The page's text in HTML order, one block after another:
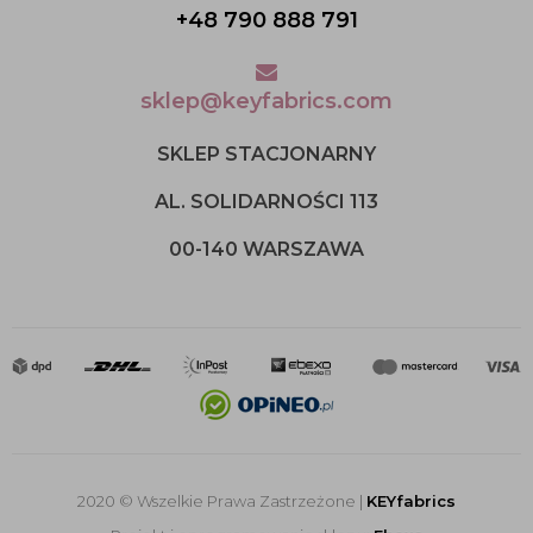
+48 790 888 791
sklep@keyfabrics.com
SKLEP STACJONARNY
AL. SOLIDARNOŚCI 113
00-140 WARSZAWA
2020 © Wszelkie Prawa Zastrzeżone | KEYfabrics